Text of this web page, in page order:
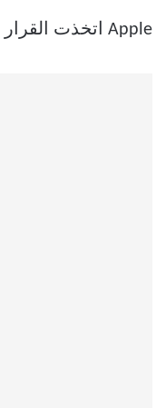
Apple اتخذت القرار الصحيح.